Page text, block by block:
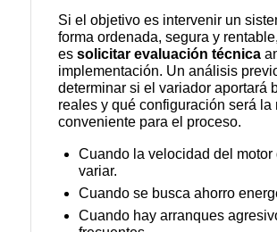
Si el objetivo es intervenir un
forma ordenada, segura y
es solicitar evaluación técnica
implementación. Un análisis
determinar si el variador aportará
reales y qué configuración será la
conveniente para el proceso.
Cuando la velocidad del motor
variar.
Cuando se busca ahorro
Cuando hay arranques